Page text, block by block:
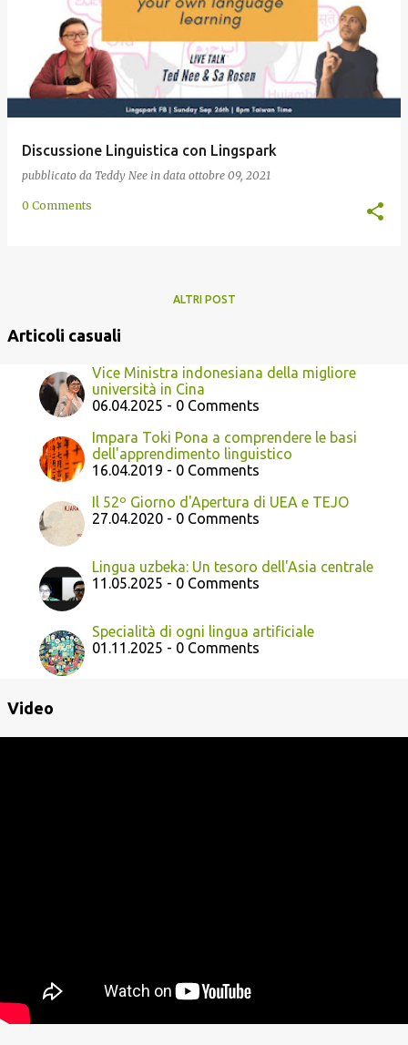
Discussione Linguistica con Lingspark
pubblicato da Teddy Nee in data ottobre 09, 2021
0 Comments
ALTRI POST
Articoli casuali
Vice Ministra indonesiana della migliore
università in Cina
06.04.2025 - 0 Comments
Impara Toki Pona a comprendere le basi
dell'apprendimento linguistico
16.04.2019 - 0 Comments
Il 52º Giorno d'Apertura di UEA e TEJO
27.04.2020 - 0 Comments
Lingua uzbeka: Un tesoro dell'Asia centrale
11.05.2025 - 0 Comments
Specialità di ogni lingua artificiale
01.11.2025 - 0 Comments
Video